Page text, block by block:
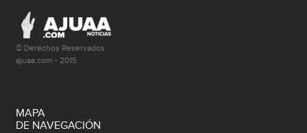
© Derechos Reservados
ajuaa.com - 2015
MAPA
DE NAVEGACIÓN